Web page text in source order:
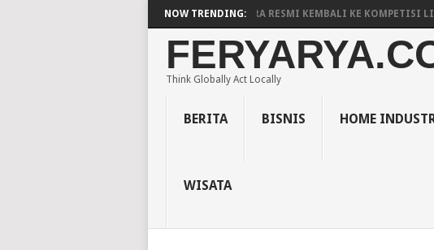
NOW TRENDING:
LOGO PERSIBARA) PERSIBARA BANJARNEGARA RESMI KEMBALI KE KOMPETISI
Think Globally Act Locally
BERITA BISNIS HOME
WISATA